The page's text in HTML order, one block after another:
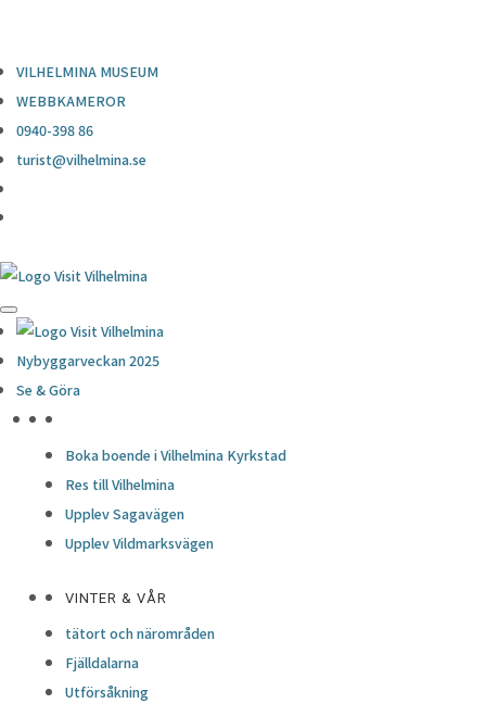
VILHELMINA MUSEUM
WEBBKAMEROR
0940-398 86
turist@vilhelmina.se
Nybyggarveckan 2025
Se & Göra
Boka boende i Vilhelmina Kyrkstad
Res till Vilhelmina
Upplev Sagavägen
Upplev Vildmarksvägen
VINTER & VÅR
tätort och närområden
Fjälldalarna
Utförsåkning